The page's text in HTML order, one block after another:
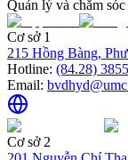
Quản lý và chăm
Cơ sở 1
215 Hồng Bàng,
Hotline: (84.28)
Email:
Cơ sở 2